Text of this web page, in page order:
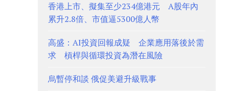
香港上市、擬集至少234億港元 A股年內
累升2.8倍、市值逼5300億人幣
高盛：AI投資回報成疑 企業應用落後於需
求 槓桿與循環投資為潛在風險
烏暫停和談 俄促美避升級戰事